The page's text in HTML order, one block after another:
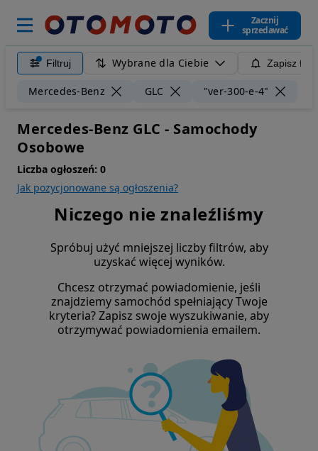
Zacznij
sprzedawać
Filtruj Wybrane dla Ciebie Zapisz
Mercedes-Benz GLC "ver-300-e-4"
Mercedes-Benz GLC - Samochody
Osobowe
Liczba ogłoszeń: 0
Jak pozycjonowane są ogłoszenia?
Niczego nie znaleźliśmy
Spróbuj użyć mniejszej liczby filtrów, aby
uzyskać więcej wyników.
Chcesz otrzymać powiadomienie, jeśli
znajdziemy samochód spełniający Twoje
kryteria? Zapisz swoje wyszukiwanie, aby
otrzymywać powiadomienia emailem.